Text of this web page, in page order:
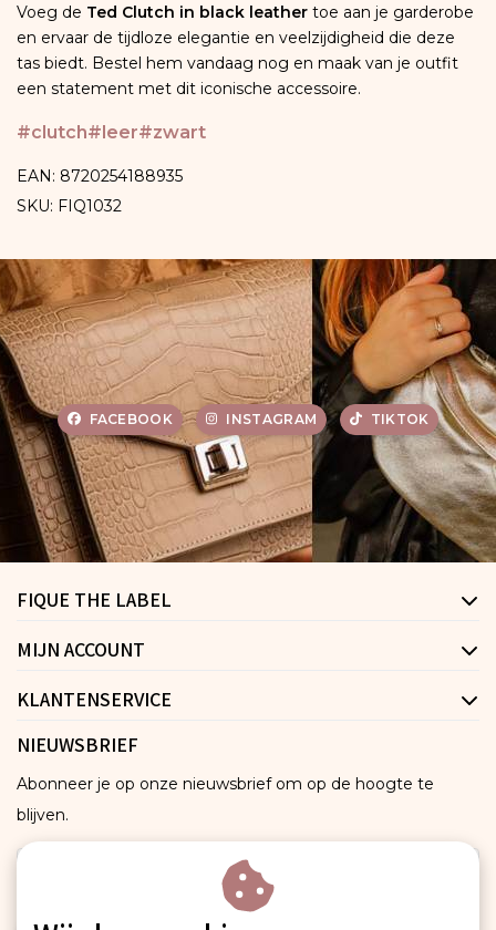
Voeg de Ted Clutch in black leather toe aan je garderobe
en ervaar de tijdloze elegantie en veelzijdigheid die deze
tas biedt. Bestel hem vandaag nog en maak van je outfit
een statement met dit iconische accessoire.
#clutch#leer#zwart
EAN: 8720254188935
SKU: FIQ1032
FACEBOOK INSTAGRAM TIKTOK
FIQUE THE LABEL
MIJN ACCOUNT
KLANTENSERVICE
NIEUWSBRIEF
Abonneer je op onze nieuwsbrief om op de hoogte te
blijven.